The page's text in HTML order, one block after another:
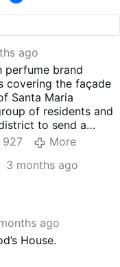
ago
perfume brand
covering the façade
Santa Maria
of residents and
to send a
Rolandas Makrickas,
as the
basilica. The
works
then, Vatican officials
cover
Jubilee.
927
More
3 months ago
ago
House.